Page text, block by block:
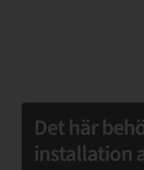
Det här
installation